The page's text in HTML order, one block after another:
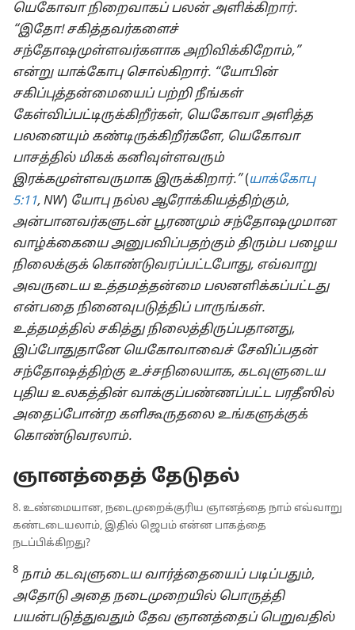
யெகோவா நிறைவாகப் பலன் அளிக்கிறார்.
“இதோ! சகித்தவர்களைச்
சந்தோஷமுள்ளவர்களாக அறிவிக்கிறோம்,”
என்று யாக்கோபு சொல்கிறார். “யோபின்
சகிப்புத்தன்மையைப் பற்றி நீங்கள்
கேள்விப்பட்டிருக்கிறீர்கள், யெகோவா அளித்த
பலனையும் கண்டிருக்கிறீர்களே, யெகோவா
பாசத்தில் மிகக் கனிவுள்ளவரும்
இரக்கமுள்ளவருமாக இருக்கிறார்.”(யாக்கோபு
5:11, NW) யோபு நல்ல ஆரோக்கியத்திற்கும்,
அன்பானவர்களுடன் பூரணமும் சந்தோஷமுமான
வாழ்க்கையை அனுபவிப்பதற்கும் திரும்ப பழைய
நிலைக்குக் கொண்டுவரப்பட்டபோது, எவ்வாறு
அவருடைய உத்தமத்தன்மை பலனளிக்கப்பட்டது
என்பதை நினைவுபடுத்திப் பாருங்கள்.
உத்தமத்தில் சகித்து நிலைத்திருப்பதானது,
இப்போதுதானே யெகோவாவைச் சேவிப்பதன்
சந்தோஷத்திற்கு உச்சநிலையாக, கடவுளுடைய
புதிய உலகத்தின் வாக்குப்பண்ணப்பட்ட பரதீஸில்
அதைப்போன்ற களிகூருதலை உங்களுக்குக்
கொண்டுவரலாம்.
ஞானத்தைத் தேடுதல்
8. உண்மையான, நடைமுறைக்குரிய ஞானத்தை நாம் எவ்வாறு
கண்டடையலாம், இதில் ஜெபம் என்ன பாகத்தை
நடப்பிக்கிறது?
8 நாம் கடவுளுடைய வார்த்தையைப் படிப்பதும்,
அதோடு அதை நடைமுறையில் பொருத்தி
பயன்படுத்துவதும் தேவ ஞானத்தைப் பெறுவதில்